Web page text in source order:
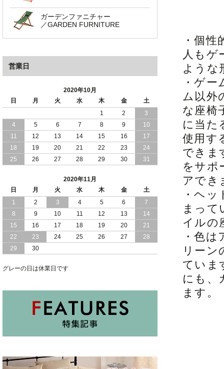
・個
人もゲ
ような
・ゲ
ム以外
な座椅
に当た
使用す
できま
をサポ
アでき
・ヘ
まって
イルの
・色
リーン
ていま
にも、
ます。
ガーデンファニチャー
／GARDEN FURNITURE
営業日
2020年10月
日
月 火 水 木 金
土
1
2
3
4
5 6 7 8 9
10
11
12 13 14 15 16
17
18
19 20 21 22 23
24
25
26 27 28 29 30 31
2020年11月
日
月 火 水 木 金
土
1
2 3 4 5 6
7
8
9 10 11 12 13
14
15
16 17 18 19 20
21
22
23 24 25 26 27
28
29
30
グレーの日は休業日です